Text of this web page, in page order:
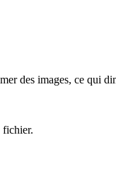
des images, ce qui
fichier.